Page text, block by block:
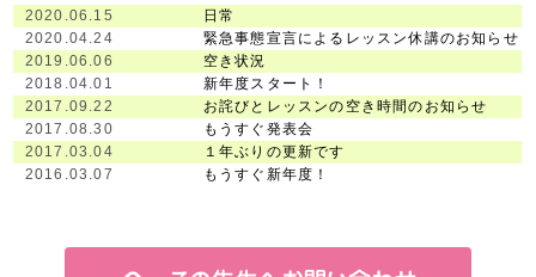
2020.06.15
日常
2020.04.24
緊急事態宣言によるレッスン休講のお知らせ
2019.06.06
空き状況
2018.04.01
新年度スタート！
2017.09.22
お詫びとレッスンの空き時間のお知らせ
2017.08.30
もうすぐ発表会
2017.03.04
１年ぶりの更新です
2016.03.07
もうすぐ新年度！